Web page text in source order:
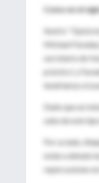
Como en el
Ilustró: "Quizá
Michael
secretario de
práctico', y
tendríamos el
Dado que un
sabe de este
Por su lado,
están a debate
repercusiones